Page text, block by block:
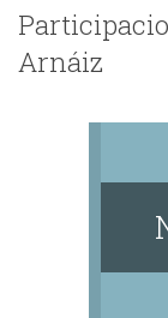
Arnáiz